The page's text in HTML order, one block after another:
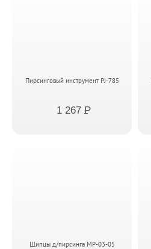
Пирсинговый инструмент PJ-785
1 267 P
Щипцы д/пирсинга MP-03-05